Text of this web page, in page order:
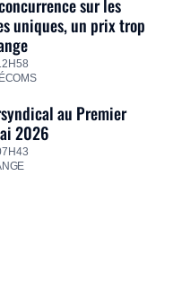
sur les
uniques, un prix trop
au Premier
2026